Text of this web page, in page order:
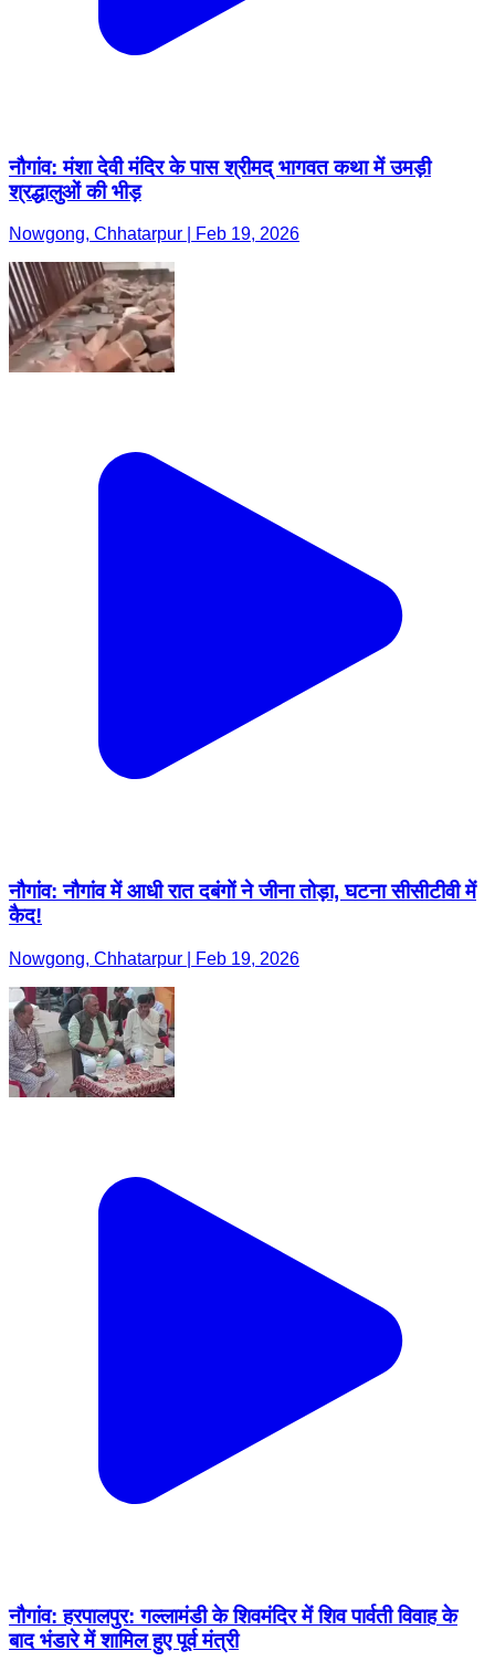
नौगांव: मंशा देवी मंदिर के पास श्रीमद् भागवत कथा में उमड़ी
श्रद्धालुओं की भीड़
Nowgong, Chhatarpur | Feb 19, 2026
नौगांव: नौगांव में आधी रात दबंगों ने जीना तोड़ा, घटना सीसीटीवी में
कैद!
Nowgong, Chhatarpur | Feb 19, 2026
नौगांव: हरपालपुर: गल्लामंडी के शिवमंदिर में शिव पार्वती विवाह के
बाद भंडारे में शामिल हुए पूर्व मंत्री